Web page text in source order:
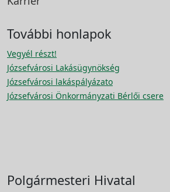
További honlapok
Vegyél részt!
Józsefvárosi Lakásügynökség
Józsefvárosi lakáspályázato
Józsefvárosi Önkormányzati Bérlői csere
Polgármesteri Hivatal